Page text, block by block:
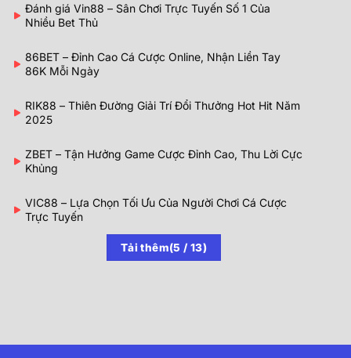
Đánh giá Vin88 – Sân Chơi Trực Tuyến Số 1 Của
Nhiều Bet Thủ
86BET – Đỉnh Cao Cá Cược Online, Nhận Liền Tay
86K Mỗi Ngày
RIK88 – Thiên Đường Giải Trí Đổi Thưởng Hot Hit Năm
2025
ZBET – Tận Hưởng Game Cược Đỉnh Cao, Thu Lời Cực
Khủng
VIC88 – Lựa Chọn Tối Ưu Của Người Chơi Cá Cược
Trực Tuyến
Tải thêm(5 / 13)